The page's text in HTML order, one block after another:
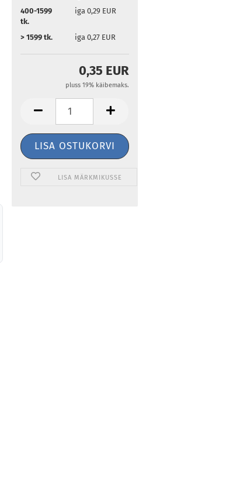
400-1599
tk.
iga 0,29 EUR
> 1599 tk. iga 0,27 EUR
0,35 EUR
pluss 19% käibemaks.
LISA MÄRKMIKUSSE